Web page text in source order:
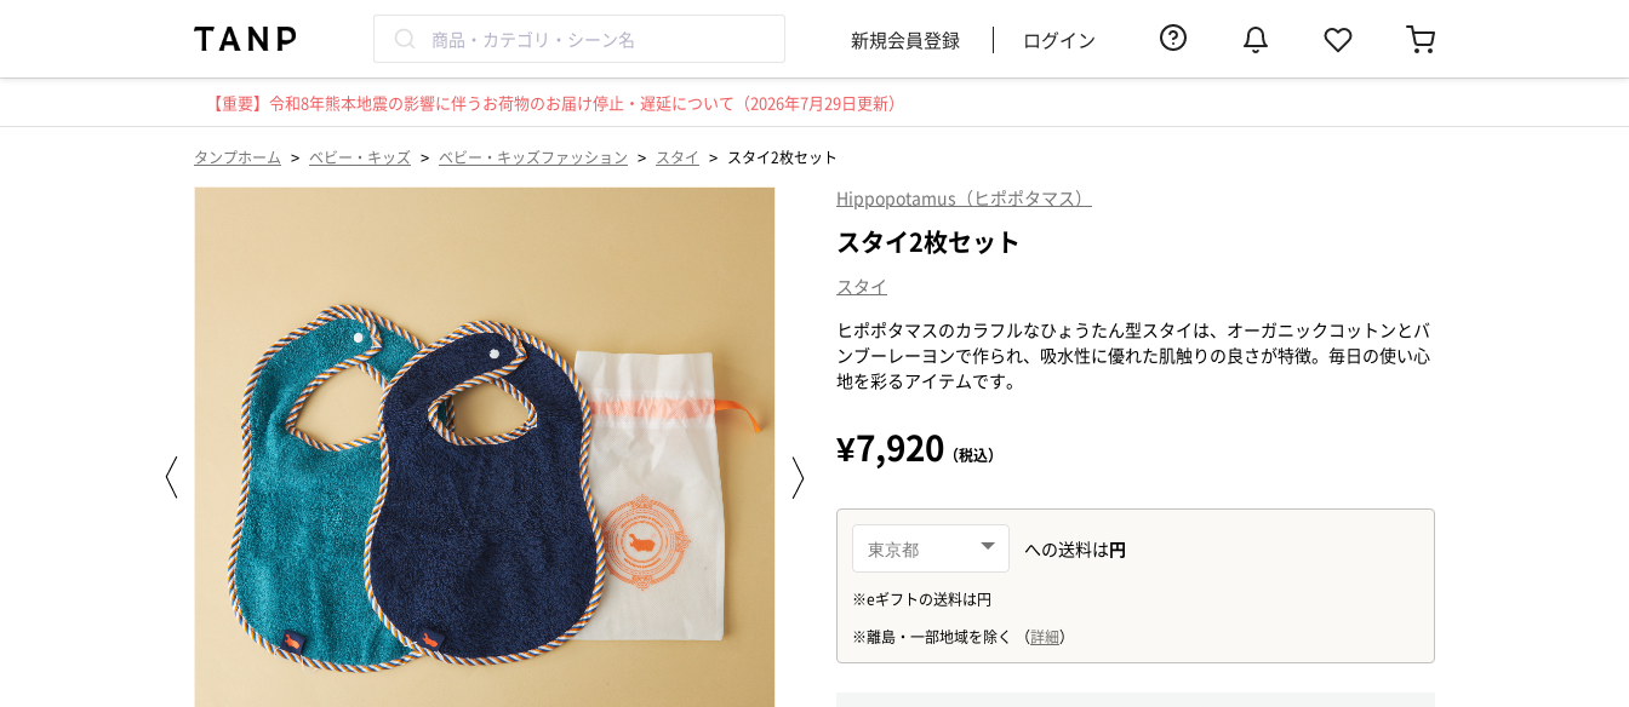
新規会員登録 ログイン
【重要】令和8年熊本地震の影響に伴うお荷物のお届け停止・遅延について（2026年7月29日更新）
タンプホーム > ベビー・キッズ > ベビー・キッズファッション > スタイ > スタイ2枚セット
Hippopotamus（ヒポポタマス）
スタイ2枚セット
スタイ
ヒポポタマスのカラフルなひょうたん型スタイは、オーガニックコットンとバ
ンブーレーヨンで作られ、吸水性に優れた肌触りの良さが特徴。毎日の使い心
地を彩るアイテムです。
¥7,920 （税込）